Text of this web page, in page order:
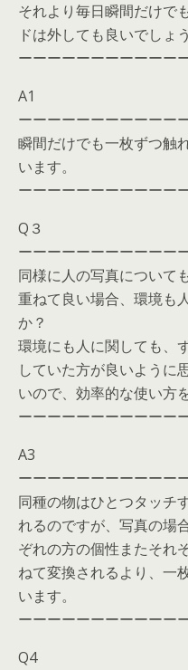
それより毎日瞬間だけで
ドは外しても良いでしょ
ーーーーーーーーーーー
A1
ーーーーーーーーーーー
瞬間だけでも一枚ずつ触
います。
ーーーーーーーーーーー
Q３
ーーーーーーーーーーー
同様に人の写真について
重ねて良い場合、環境も
か？
環境にも人に関しても、
していた方が良いように
いので、効率的な使い方
ーーーーーーーーーーー
A3
ーーーーーーーーーーー
同種の物はひとつタッチ
れるのですが、写真の場
ぞれの方の個性またそれ
ねて変換されるより、一
います。
ーーーーーーーーーーー
Q4